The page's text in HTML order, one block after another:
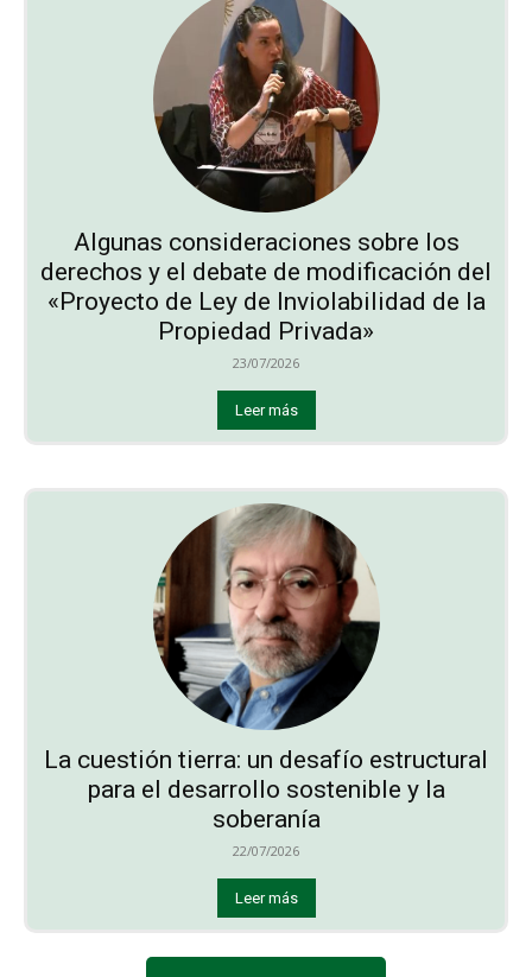
Algunas consideraciones sobre los
derechos y el debate de modificación del
«Proyecto de Ley de Inviolabilidad de la
Propiedad Privada»
23/07/2026
Leer más
La cuestión tierra: un desafío estructural
para el desarrollo sostenible y la
soberanía
22/07/2026
Leer más